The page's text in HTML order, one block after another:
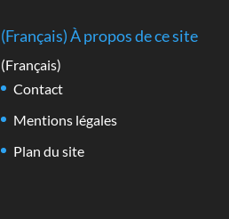
(Français) À propos de ce site
(Français)
Contact
Mentions légales
Plan du site